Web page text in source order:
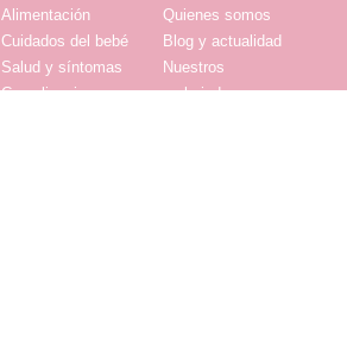
Alimentación
Cuidados del bebé
Salud y síntomas
Complicaciones
Quienes somos
Blog y actualidad
Nuestros
embajadores